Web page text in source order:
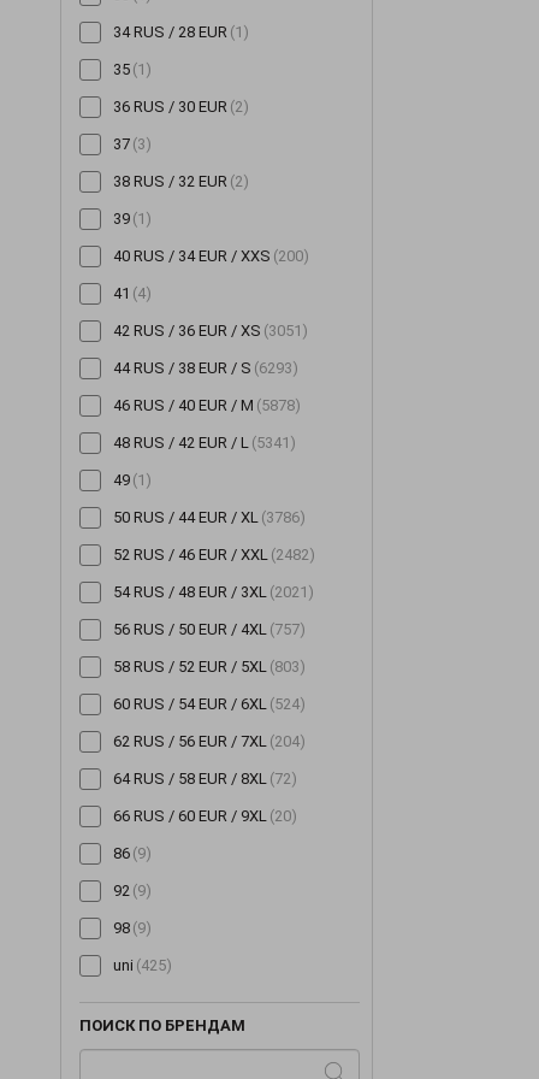
Шорты (196)
Шубы
Юбки (522)
34 RUS / 28 EUR (1)
35 (1)
36 RUS / 30 EUR (2)
37 (3)
38 RUS / 32 EUR (2)
39 (1)
40 RUS / 34 EUR / XXS (200)
41 (4)
42 RUS / 36 EUR / XS (3051)
44 RUS / 38 EUR / S (6293)
46 RUS / 40 EUR / M (5878)
48 RUS / 42 EUR / L (5341)
49 (1)
50 RUS / 44 EUR / XL (3786)
52 RUS / 46 EUR / XXL (2482)
54 RUS / 48 EUR / 3XL (2021)
56 RUS / 50 EUR / 4XL (757)
58 RUS / 52 EUR / 5XL (803)
60 RUS / 54 EUR / 6XL (524)
62 RUS / 56 EUR / 7XL (204)
64 RUS / 58 EUR / 8XL (72)
66 RUS / 60 EUR / 9XL (20)
86 (9)
92 (9)
98 (9)
uni (425)
ПОИСК ПО БРЕНДАМ